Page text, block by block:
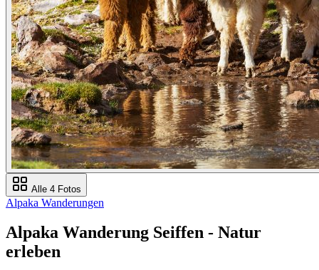
Alle 4 Fotos
Alpaka Wanderungen
Alpaka Wanderung Seiffen - Natur
erleben